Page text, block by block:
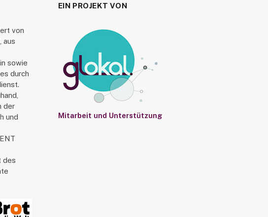
von
aus
sowie
durch
der
und
des
EIN PROJEKT VON
Mitarbeit und Unterstützung